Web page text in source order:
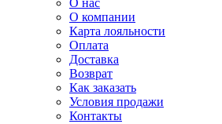
О нас
О компании
Карта лояльности
Оплата
Доставка
Возврат
Как заказать
Условия продажи
Контакты